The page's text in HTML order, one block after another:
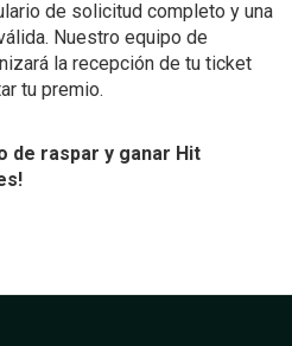
de solicitud completo y una
Nuestro equipo de
la recepción de tu ticket
tu premio.
de raspar y ganar Hit